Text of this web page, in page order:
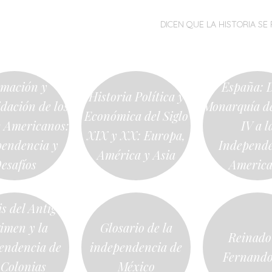
MENÚ
SALTARDICEN QUE LA HISTORIA SE
y
de los
Americanos:
y
Historia Política y
Económica del Siglo
XIX y XX: Europa,
América y Asia
España:
Monarquía
IV a
del Antiguo
y la
de
Glosario de la
independencia de
México